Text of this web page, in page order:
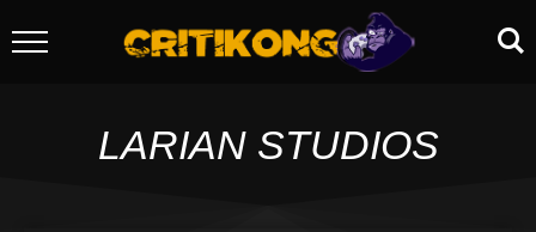
LARIAN STUDIOS